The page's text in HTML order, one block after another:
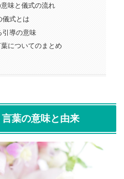
味と儀式の流れ
儀式とは
引導の意味
についてのまとめ
葉の意味と由来